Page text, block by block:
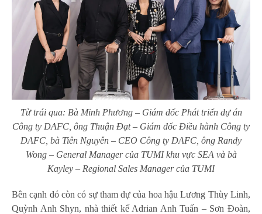
Từ trái qua: Bà Minh Phương – Giám đốc Phát triển dự án
Công ty DAFC, ông Thuận Đạt – Giám đốc Điều hành Công ty
DAFC, bà Tiên Nguyễn – CEO Công ty DAFC, ông Randy
Wong – General Manager của TUMI khu vực SEA và bà
Kayley – Regional Sales Manager của TUMI
Bên cạnh đó còn có sự tham dự của hoa hậu Lương Thùy Linh,
Quỳnh Anh Shyn, nhà thiết kế Adrian Anh Tuấn – Sơn Đoàn,